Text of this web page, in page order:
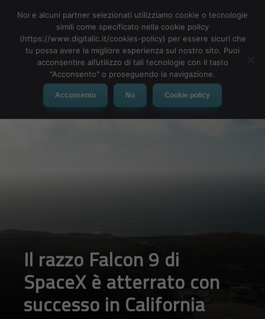
MENU
Il razzo Falcon 9 di
SpaceX è atterrato con
successo in California
Noi e alcuni partner selezionati utilizziamo cookie o tecnologie
simili come specificato nella cookie policy
(https://www.digitalic.it/cookies-policy) per essere sicuri che
tu possa avere la migliore esperienza sul nostro sito. Puoi
acconsentire all’utilizzo di tali tecnologie con il tasto
"Acconsento" o proseguendo la navigazione.
Acconsento No Cookie policy